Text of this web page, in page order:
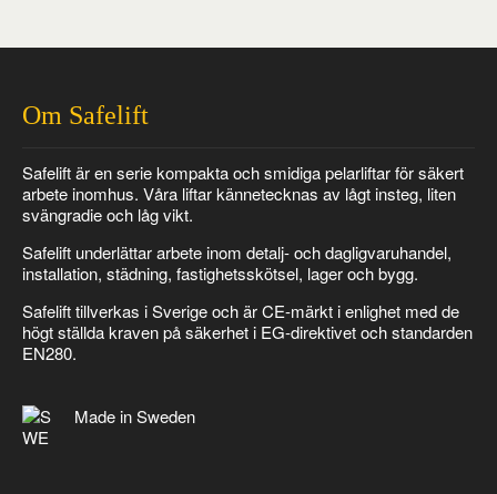
Om Safelift
Safelift är en serie kompakta och smidiga pelarliftar för säkert
arbete inomhus. Våra liftar kännetecknas av lågt insteg, liten
svängradie och låg vikt.
Safelift underlättar arbete inom detalj- och dagligvaruhandel,
installation, städning, fastighetsskötsel, lager och bygg.
Safelift tillverkas i Sverige och är CE-märkt i enlighet med de
högt ställda kraven på säkerhet i EG-direktivet och standarden
EN280.
Made in Sweden